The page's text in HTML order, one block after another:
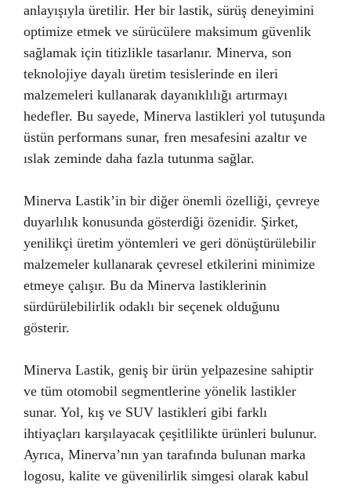
anlayışıyla üretilir. Her bir lastik, sürüş deneyimini
optimize etmek ve sürücülere maksimum güvenlik
sağlamak için titizlikle tasarlanır. Minerva, son
teknolojiye dayalı üretim tesislerinde en ileri
malzemeleri kullanarak dayanıklılığı artırmayı
hedefler. Bu sayede, Minerva lastikleri yol tutuşunda
üstün performans sunar, fren mesafesini azaltır ve
ıslak zeminde daha fazla tutunma sağlar.
Minerva Lastik’in bir diğer önemli özelliği, çevreye
duyarlılık konusunda gösterdiği özenidir. Şirket,
yenilikçi üretim yöntemleri ve geri dönüştürülebilir
malzemeler kullanarak çevresel etkilerini minimize
etmeye çalışır. Bu da Minerva lastiklerinin
sürdürülebilirlik odaklı bir seçenek olduğunu
gösterir.
Minerva Lastik, geniş bir ürün yelpazesine sahiptir
ve tüm otomobil segmentlerine yönelik lastikler
sunar. Yol, kış ve SUV lastikleri gibi farklı
ihtiyaçları karşılayacak çeşitlilikte ürünleri bulunur.
Ayrıca, Minerva’nın yan tarafında bulunan marka
logosu, kalite ve güvenilirlik simgesi olarak kabul